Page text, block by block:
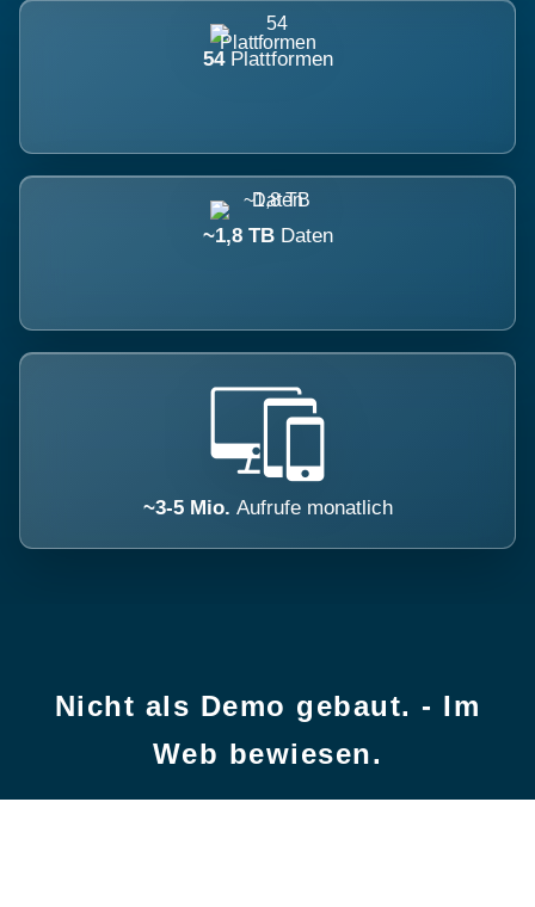
54 Plattformen
~1,8 TB Daten
~3-5 Mio. Aufrufe monatlich
Nicht als Demo gebaut. - Im
Web bewiesen.